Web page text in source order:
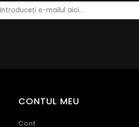
CONTUL MEU
Cont